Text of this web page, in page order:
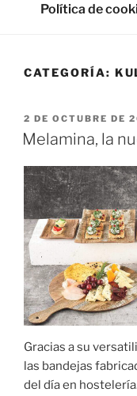
Política de
CATEGORÍA:
PUBLICADO
EL
2 DE OCTUBRE DE
Melamina, la
Gracias a su
las bandejas
del día en